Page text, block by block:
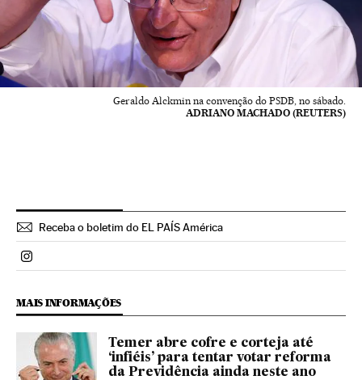
Geraldo Alckmin na convenção do PSDB, no sábado.
ADRIANO MACHADO (REUTERS)
Receba o boletim do EL PAÍS América
Politica El País Brasil en Instagram
MAIS INFORMAÇÕES
Temer abre cofre e corteja até
‘infiéis’ para tentar votar reforma
da Previdência ainda neste ano